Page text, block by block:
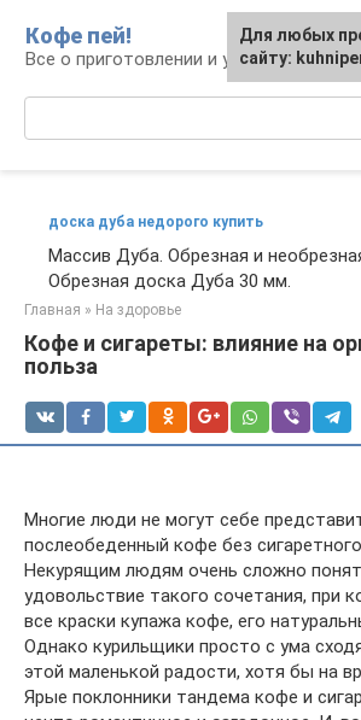
контенту
Кофе пей!
Все о приготовлении и употреблении
доска дуба недорого купить
Массив Дуба. Обрезная и
Обрезная доска Дуба 30 мм.
Главная » На здоровье
Кофе и сигареты: влияние на
польза
Многие люди не могут себе
послеобеденный кофе без
Некурящим людям очень сложно
удовольствие такого сочетания, при
все краски купажа кофе, его
Однако курильщики просто с ума
этой маленькой радости, хотя бы на
Ярые поклонники тандема кофе и
Для любых
сайту: